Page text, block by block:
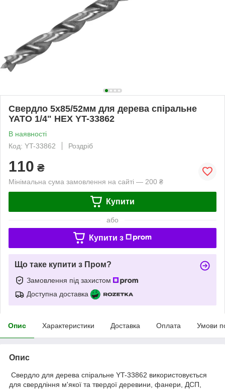
Свердло 5х85/52мм для дерева спіральне
YATO 1/4" HEX YT-33862
В наявності
Код: YT-33862
Роздріб
110 ₴
Мінімальна сума замовлення на сайті — 200 ₴
Купити
або
Купити з
Що таке купити з Пром?
Замовлення під захистом
Доступна доставка
Опис Характеристики Доставка Оплата Умови
Опис
Свердло для дерева спіральне YT-33862 використовується
для свердління м'якої та твердої деревини, фанери, ДСП,